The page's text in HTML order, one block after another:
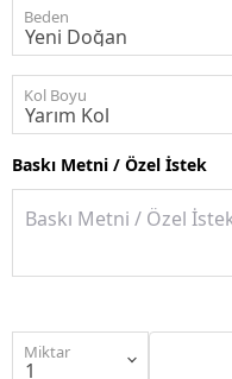
Beden
Kol Boyu
Baskı Metni / Özel İstek
Miktar